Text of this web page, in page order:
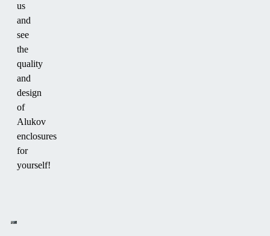
us
and
see
the
quality
and
design
of
Alukov
enclosures
for
yourself!